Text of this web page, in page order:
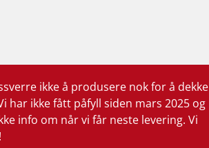
ikke å produsere nok for å dekke
har ikke fått påfyll siden mars 2025 og
info om når vi får neste levering. Vi